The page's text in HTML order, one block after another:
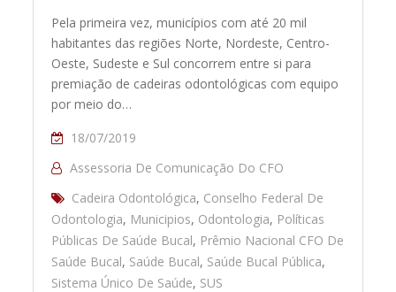
Pela primeira vez, municípios com até 20 mil
habitantes das regiões Norte, Nordeste, Centro-
Oeste, Sudeste e Sul concorrem entre si para
premiação de cadeiras odontológicas com equipo
por meio do…
18/07/2019
Assessoria De Comunicação Do CFO
Cadeira Odontológica, Conselho Federal De
Odontologia, Municipios, Odontologia, Políticas
Públicas De Saúde Bucal, Prêmio Nacional CFO De
Saúde Bucal, Saúde Bucal, Saúde Bucal Pública,
Sistema Único De Saúde, SUS